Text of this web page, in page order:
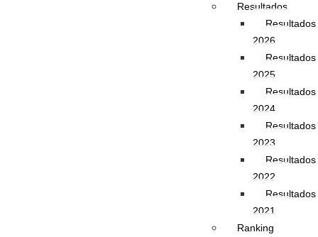
Resultados
Resultados
2026
Resultados
2025
Resultados
2024
Resultados
2023
Resultados
2022
Resultados
2021
Ranking